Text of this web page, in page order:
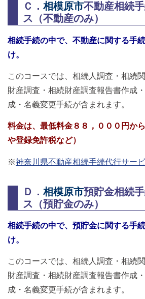
Ｃ． 相模原市不動産相続
ス（不動産のみ）
相続手続の中で、不動産に関する手
け。
このコースでは、相続人調査・相続
財産調査・相続財産調査報告書作成
成・名義変更手続が含まれます。
料金は、最低料金８８，０００円か
や登録免許税など）
※神奈川県不動産相続手続代行サー
Ｄ． 相模原市預貯金相続
ス（預貯金のみ）
相続手続の中で、預貯金に関する手
け。
このコースでは、相続人調査・相続
財産調査・相続財産調査報告書作成
成・名義変更手続が含まれます。